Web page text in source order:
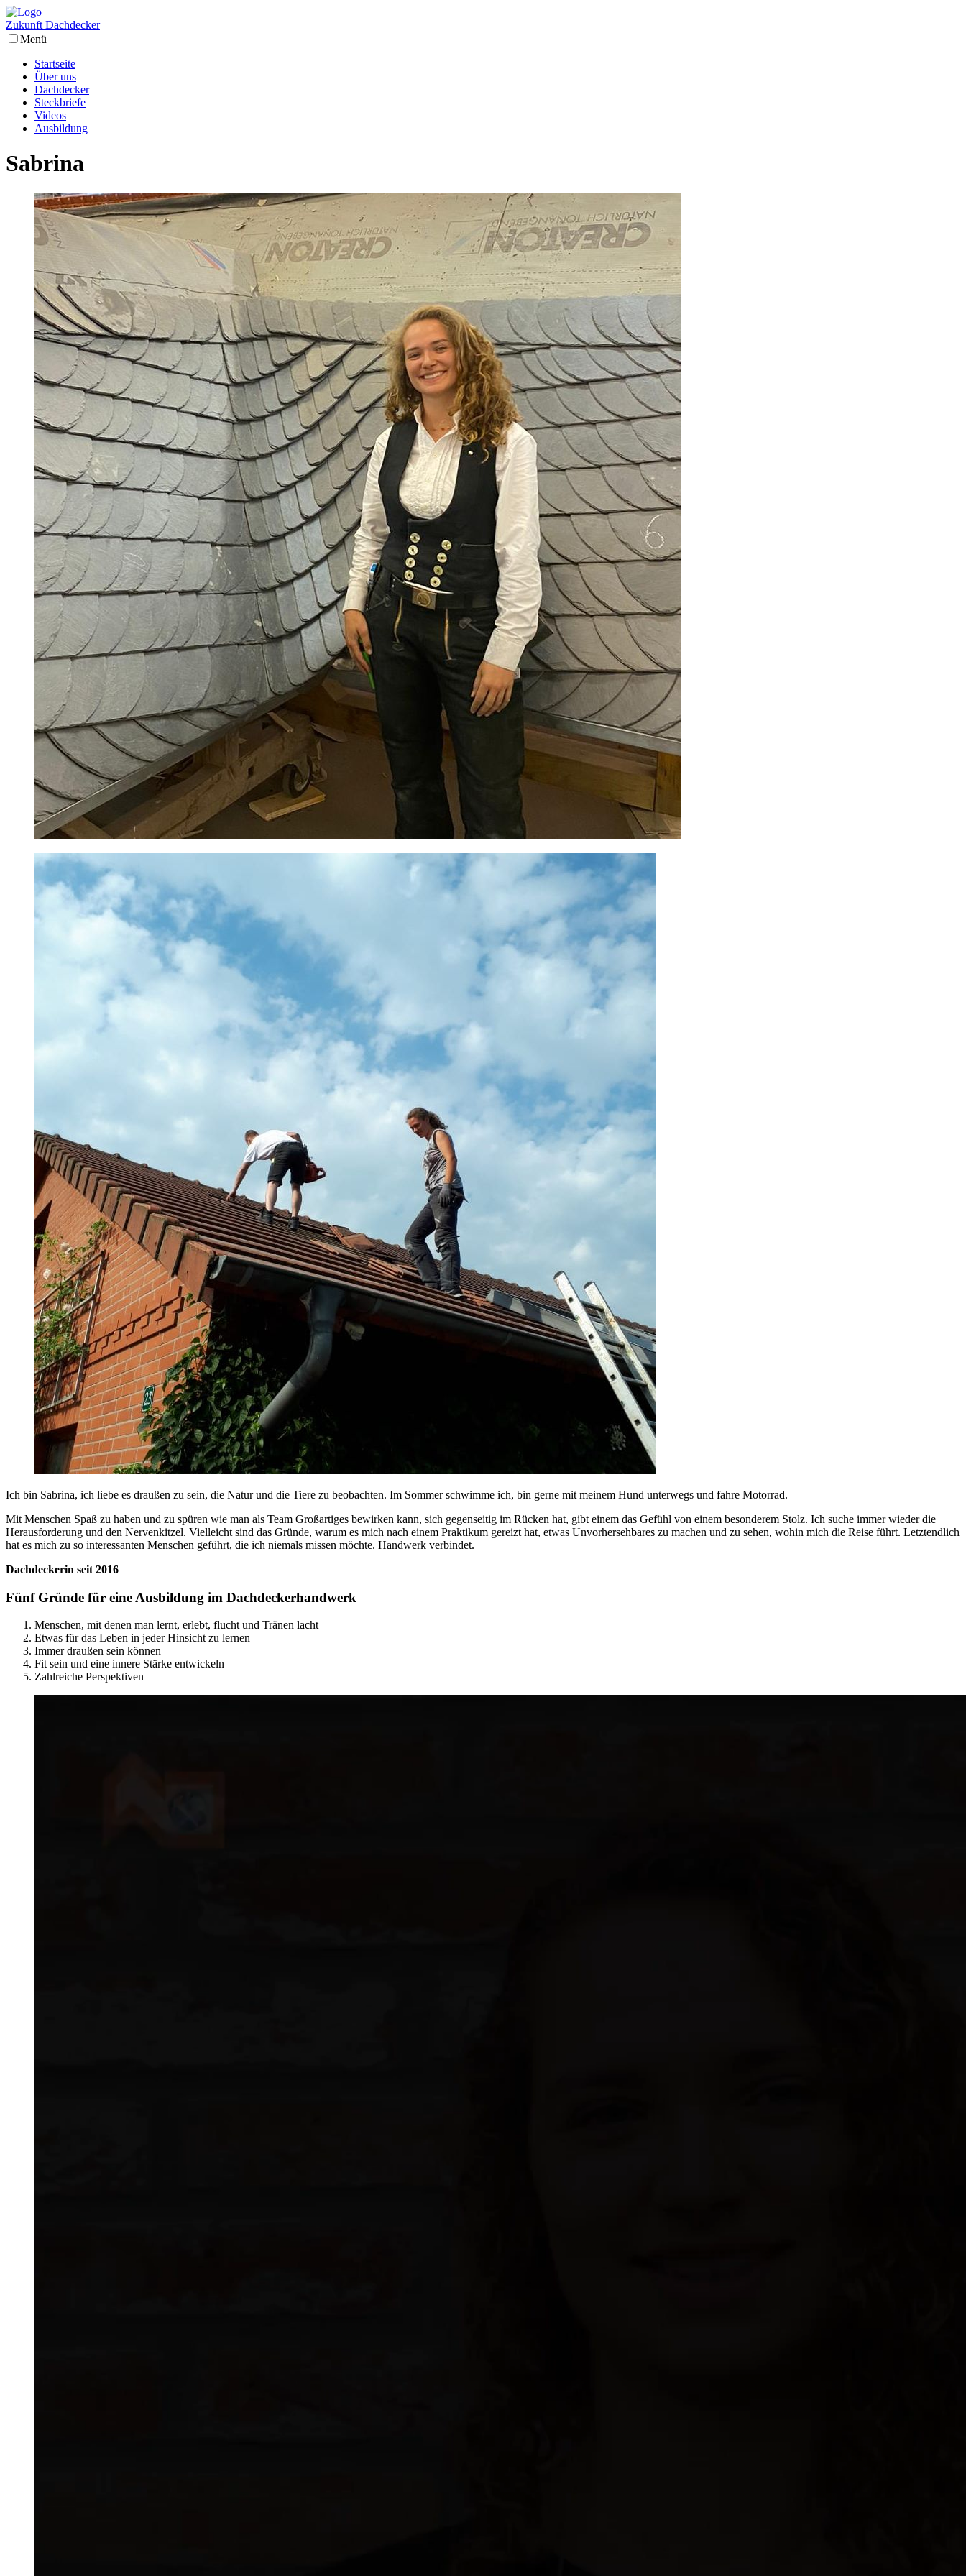
Zukunft Dachdecker
Menü
Startseite
Über uns
Dachdecker
Steckbriefe
Videos
Ausbildung
Sabrina
Ich bin Sabrina, ich liebe es draußen zu sein, die Natur und die Tiere zu beobachten. Im Sommer schwimme ich, bin gerne mit meinem Hund unterwegs und fahre Motorrad.
Mit Menschen Spaß zu haben und zu spüren wie man als Team Großartiges bewirken kann, sich gegenseitig im Rücken hat, gibt einem das Gefühl von einem besonderem Stolz. Ich suche immer wieder die
Herausforderung und den Nervenkitzel. Vielleicht sind das Gründe, warum es mich nach einem Praktikum gereizt hat, etwas Unvorhersehbares zu machen und zu sehen, wohin mich die Reise führt. Letztendlich
hat es mich zu so interessanten Menschen geführt, die ich niemals missen möchte. Handwerk verbindet.
Dachdeckerin seit 2016
Fünf Gründe für eine Ausbildung im Dachdeckerhandwerk
Menschen, mit denen man lernt, erlebt, flucht und Tränen lacht
Etwas für das Leben in jeder Hinsicht zu lernen
Immer draußen sein können
Fit sein und eine innere Stärke entwickeln
Zahlreiche Perspektiven